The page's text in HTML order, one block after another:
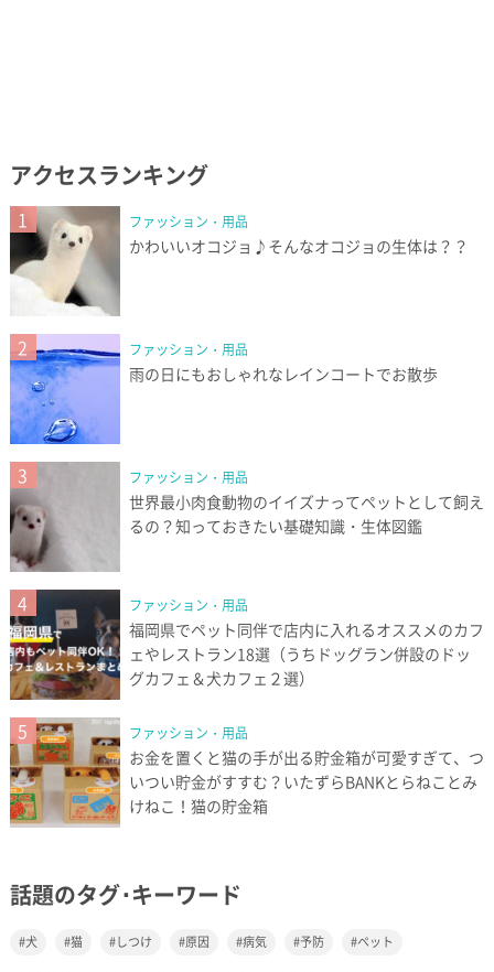
アクセスランキング
1 ファッション・用品
かわいいオコジョ♪そんなオコジョの生体は？？
2 ファッション・用品
雨の日にもおしゃれなレインコートでお散歩
3 ファッション・用品
世界最小肉食動物のイイズナってペットとして飼え
るの？知っておきたい基礎知識・生体図鑑
4 ファッション・用品
福岡県でペット同伴で店内に入れるオススメのカフ
ェやレストラン18選（うちドッグラン併設のドッ
グカフェ＆犬カフェ２選）
5 ファッション・用品
お金を置くと猫の手が出る貯金箱が可愛すぎて、つ
いつい貯金がすすむ？いたずらBANKとらねことみ
けねこ！猫の貯金箱
話題のタグ･キーワード
犬 猫 しつけ 原因 病気 予防 ペット